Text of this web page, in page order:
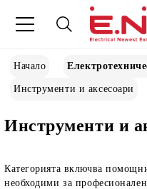
Начало
Инструменти и аксесоари
Инструменти и
Категорията включва
необходими за